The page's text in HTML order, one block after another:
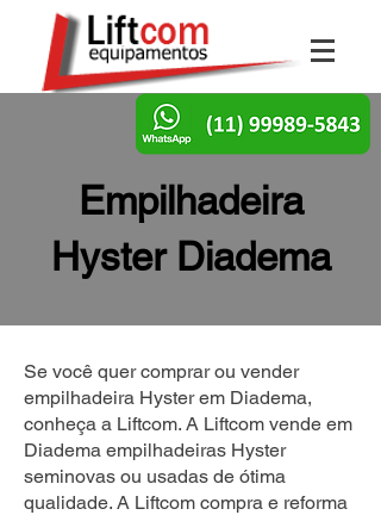
Empilhadeira
Hyster Diadema
Se você quer comprar ou vender
empilhadeira Hyster em Diadema,
conheça a Liftcom. A Liftcom vende em
Diadema empilhadeiras Hyster
seminovas ou usadas de ótima
qualidade. A Liftcom compra e reforma